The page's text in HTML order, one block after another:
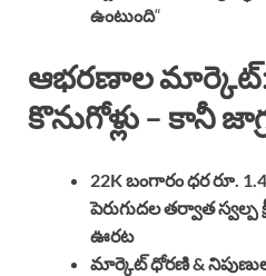
ఉంటుంది“
ఆభరణాల మార్కెట్:
కొనుగోళ్లు – కానీ
22K బంగారం ధర రూ.
పెరుగుదల తర్వాత
ఊరట
మార్కెట్ ధోరణి &